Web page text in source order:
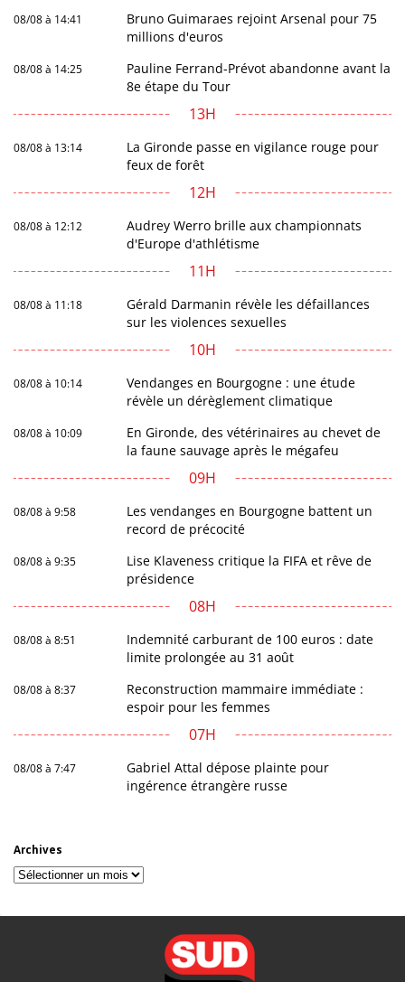
08/08 à 14:41
Bruno Guimaraes rejoint Arsenal pour 75
millions d'euros
08/08 à 14:25
Pauline Ferrand-Prévot abandonne avant la
8e étape du Tour
13H
08/08 à 13:14
La Gironde passe en vigilance rouge pour
feux de forêt
12H
08/08 à 12:12
Audrey Werro brille aux championnats
d'Europe d'athlétisme
11H
08/08 à 11:18
Gérald Darmanin révèle les défaillances
sur les violences sexuelles
10H
08/08 à 10:14
Vendanges en Bourgogne : une étude
révèle un dérèglement climatique
08/08 à 10:09
En Gironde, des vétérinaires au chevet de
la faune sauvage après le mégafeu
09H
08/08 à 9:58
Les vendanges en Bourgogne battent un
record de précocité
08/08 à 9:35
Lise Klaveness critique la FIFA et rêve de
présidence
08H
08/08 à 8:51
Indemnité carburant de 100 euros : date
limite prolongée au 31 août
08/08 à 8:37
Reconstruction mammaire immédiate :
espoir pour les femmes
07H
08/08 à 7:47
Gabriel Attal dépose plainte pour
ingérence étrangère russe
Archives
Archives